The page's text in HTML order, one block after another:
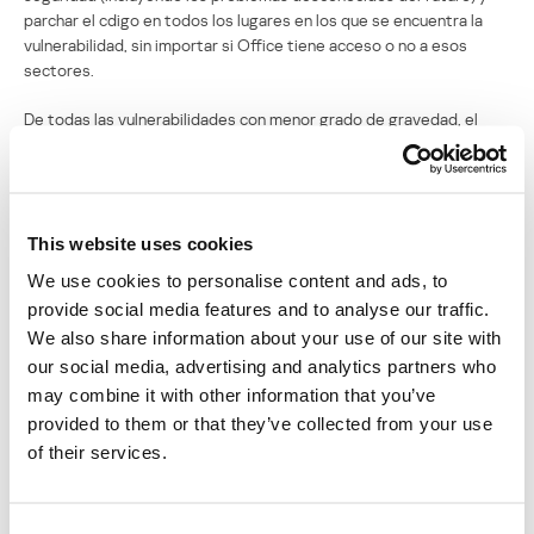
This website uses cookies
We use cookies to personalise content and ads, to
provide social media features and to analyse our traffic.
We also share information about your use of our site with
our social media, advertising and analytics partners who
may combine it with other information that you’ve
provided to them or that they’ve collected from your use
of their services.
parchar el cdigo en todos los lugares en los que se encuentra la
vulnerabilidad, sin importar si Office tiene acceso o no a esos
sectores.
De todas las vulnerabilidades con menor grado de gravedad, el
problema del descriptor USB del modo kernel parece el ms
interesante. Y s, el ttulo de esta entrada es exagerado y hasta
Stuxnet, ofrece la ejecucin de otro vector de entrega para cdigos
sistema.
Para dejar las cosas claras, aqu no se encuentra ningn potencial
inmediato para el surgimiento de un nuevo Stuxnet. El peligro
inmediato radica en que Stuxnet demostr que existe una disposicin
de la superficie de ataque para activar ambientes industriales muy
asegurados, lo que permite una infiltracin al estilo Pearl Harbor en
su eficacia y elemento sorpresa.